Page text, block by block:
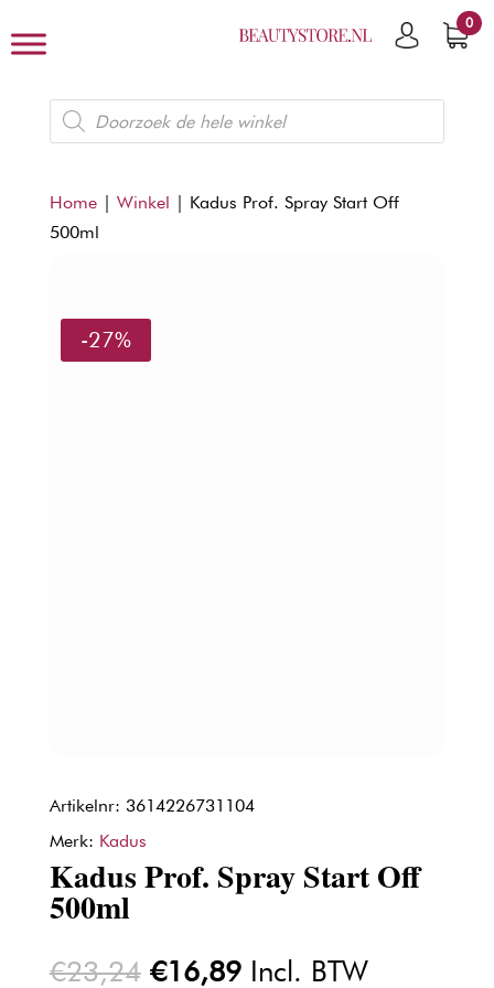
0
Producten
zoeken
Home| Winkel | Kadus Prof. Spray Start Off
500ml
-27%
Artikelnr: 3614226731104
Merk: Kadus
Kadus Prof. Spray Start Off
500ml
€23,24 Oorspronkelijke
€16,89Huidige
Incl. BTW